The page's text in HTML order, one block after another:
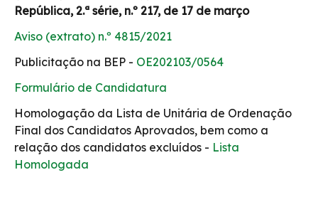
República, 2.ª série, n.º 217, de 17 de março
Aviso (extrato) n.º 4815/2021
Publicitação na BEP - OE202103/0564
Formulário de Candidatura
Homologação da Lista de Unitária de Ordenação
Final dos Candidatos Aprovados, bem como a
relação dos candidatos excluídos - Lista
Homologada